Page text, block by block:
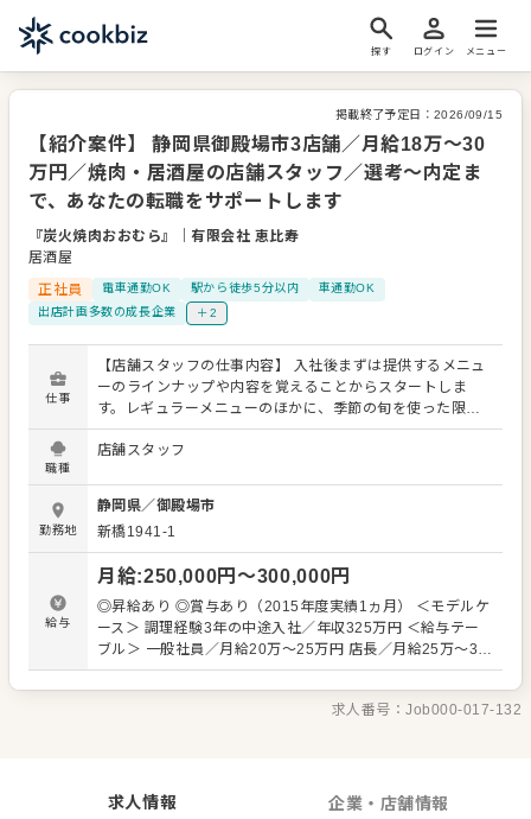
探す ログイン メニュー
掲載終了予定日： 2026/09/15
【紹介案件】 静岡県御殿場市3店舗／月給18万～30
万円／焼肉・居酒屋の店舗スタッフ／選考～内定ま
で、あなたの転職をサポートします
『炭火焼肉おおむら』 ｜有限会社 恵比寿
居酒屋
正社員
電車通勤OK 駅から徒歩5分以内
車通勤OK
出店計画多数の成長企業
＋2
仕事
【店舗スタッフの仕事内容】 入社後まずは提供するメニュ
ーのラインナップや内容を覚えることからスタートしま
す。レギュラーメニューのほかに、季節の旬を使った限定
メニューを提供することもありますので、これまでの接
客・調理経験に加え、さまざまなスキルを習得してくださ
す。よりよいお店づくりのためのオペレーション改善や構
築についてのアイデアも大歓迎です。 【具体的には…】 ・
開店、閉店準備、清掃 ・お席へのご案内、オーダーテイ
ク、レジ対応など接客全般 ・ドリンク作り、提供 ・予約管
理、電話対応 ・仕込みや盛り付けなどカンタンな調理 ・仕
入れや在庫管理などキッチンの管理業務 ・まかないづくり
・アルバイトスタッフの教育 など 入社後はスキルに合わせ
た業務からお任せしますので、徐々に業務の幅を広げてい
すので、経験が浅い方も安心してスタートできる環境で
す。 ゆくゆくは、店長や料理長、SVといった本部職への昇
職種
店舗スタッフ
勤務地
静岡県／御殿場市
新橋1941-1
給与
月給:250,000円〜300,000円
◎昇給あり ◎賞与あり（2015年度実績1ヵ月） ＜モデルケ
ース＞ 調理経験3年の中途入社／年収325万円 ＜給与テー
ブル＞ 一般社員／月給20万～25万円 店長／月給25万～30
万円 統括／月給35万円以上 ＜キャリアプラン実績＞ 入社1
年で店長に昇格した実績あり ※試用期間は最長3ヶ月（給
与は月給20万円から） ※経験・スキルを考慮し決定します
求人番号：Job000-017-132
求人情報 企業・店舗情報